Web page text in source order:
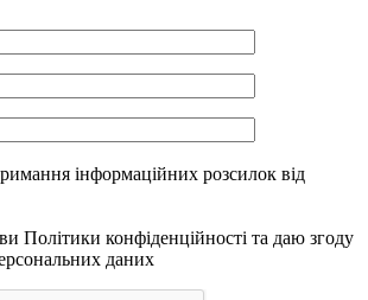
інформаційних розсилок від
Політики конфіденційності та даю згоду
даних